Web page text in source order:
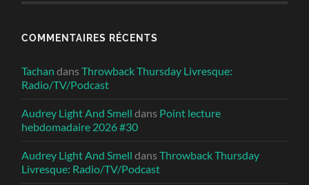
COMMENTAIRES RÉCENTS
Tachan dansThrowback Thursday Livresque:
Radio/TV/Podcast
Audrey Light And Smell dans Point lecture
hebdomadaire 2026 #30
Audrey Light And Smell dansThrowback Thursday
Livresque: Radio/TV/Podcast